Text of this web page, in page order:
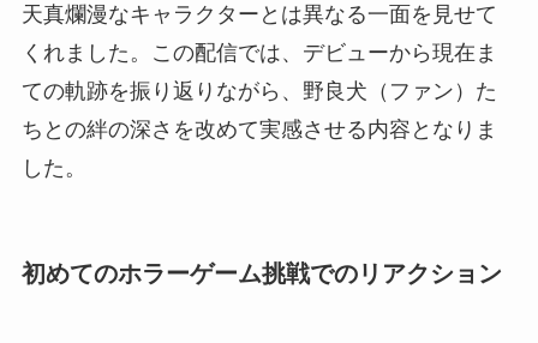
天真爛漫なキャラクターとは異なる一面を見せて
くれました。この配信では、デビューから現在ま
ての軌跡を振り返りながら、野良犬（ファン）た
ちとの絆の深さを改めて実感させる内容となりま
した。
初めてのホラーゲーム挑戦でのリアクション